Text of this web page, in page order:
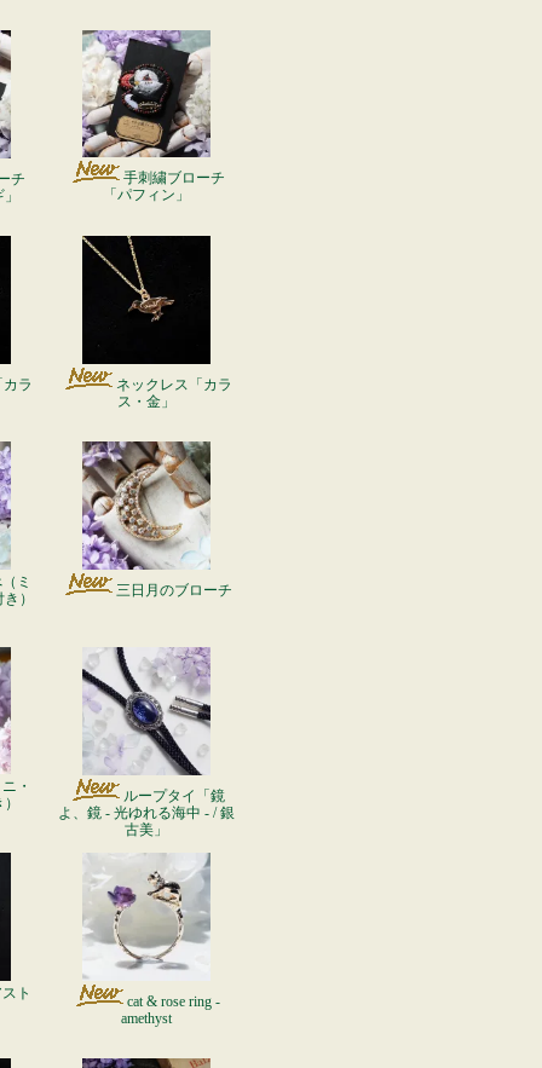
チ
手刺繍ブローチ
「パフィン」
ラ
ネックレス「カラ
ス・金」
ミ
）
三日月のブローチ
・
ループタイ「鏡
よ、鏡 - 光ゆれる海中 - / 銀
古美」
ト
cat & rose ring -
amethyst